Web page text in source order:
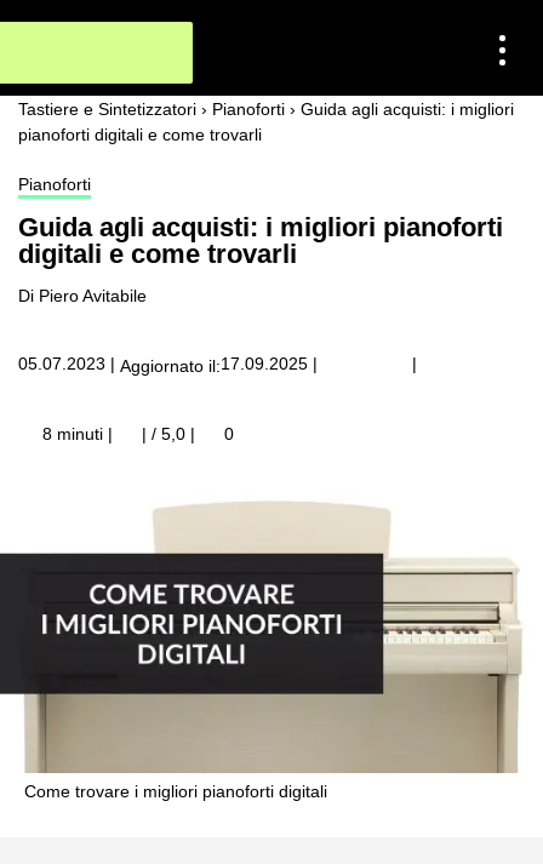
Tastiere e Sintetizzatori › Pianoforti › Guida agli acquisti: i migliori
pianoforti digitali e come trovarli
Pianoforti
Guida agli acquisti: i migliori pianoforti
digitali e come trovarli
Di Piero Avitabile
05.07.2023 | Aggiornato il:17.09.2025 | |
8 minuti | | / 5,0 | 0
Come trovare i migliori pianoforti digitali